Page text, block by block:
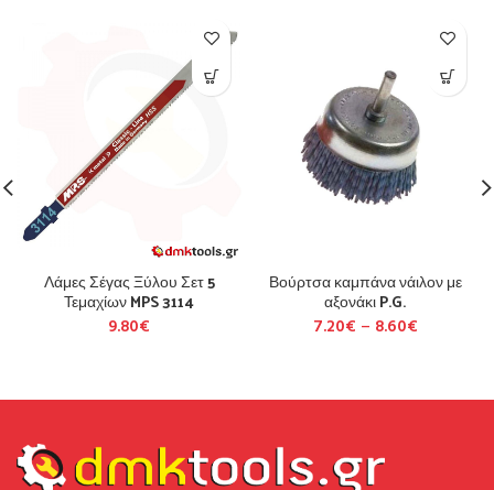
Λάμες Σέγας Ξύλου Σετ 5
Τεμαχίων MPS 3114
9.80€
Βούρτσα καμπάνα νάιλον με
αξονάκι P.G.
7.20€ – 8.60€